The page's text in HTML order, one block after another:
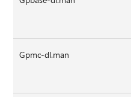
Gpmc-dl.man